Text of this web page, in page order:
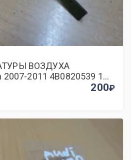
ВОЗДУХА
2011 4B0820539 1
200